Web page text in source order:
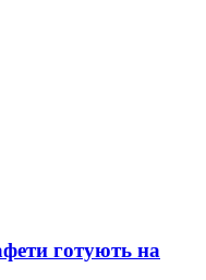
готують на